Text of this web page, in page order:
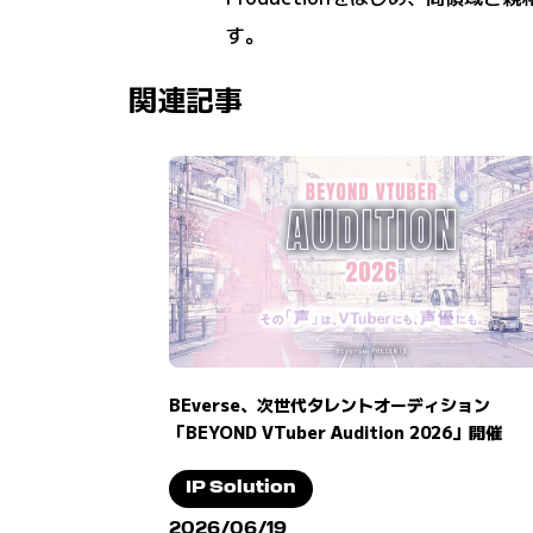
す。
関連記事
BEverse、次世代タレントオーディション
「BEYOND VTuber Audition 2026」開催
IP Solution